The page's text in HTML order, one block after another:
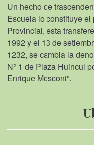
Un hecho de
Escuela lo constituye
Provincial, esta
1992 y el 13 de
1232, se cambia la
N° 1 de Plaza Huincul
Enrique Mosconi”.